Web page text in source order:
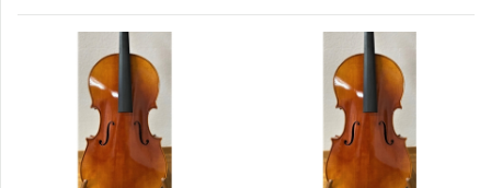
Default
Datum
Name
Name
Preis